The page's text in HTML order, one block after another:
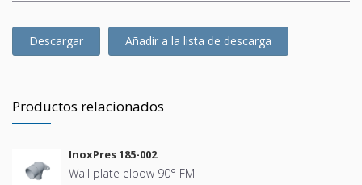
Descargar Añadir a la lista de descarga
Productos relacionados
InoxPres 185-002
Wall plate elbow 90° FM